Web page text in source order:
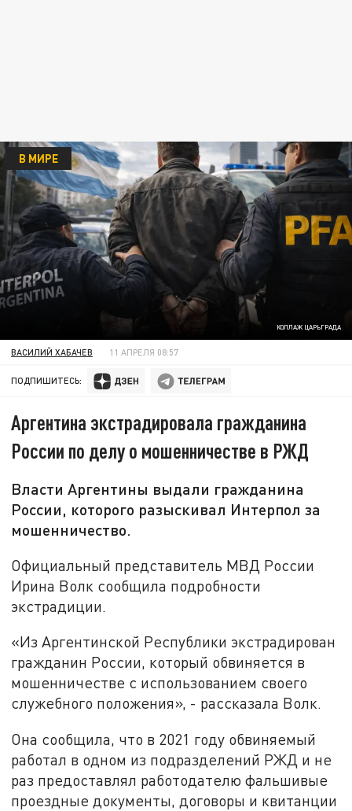
КОЛЛАЖ ЦАРЬГРАДА
В МИРЕ
ВАСИЛИЙ ХАБАЧЕВ 11 АПРЕЛЯ 08:57
ПОДПИШИТЕСЬ:
Аргентина экстрадировала гражданина
России по делу о мошенничестве в РЖД
Власти Аргентины выдали гражданина
России, которого разыскивал Интерпол за
мошенничество.
Официальный представитель МВД России
Ирина Волк сообщила подробности
экстрадиции.
«Из Аргентинской Республики экстрадирован
гражданин России, который обвиняется в
мошенничестве с использованием своего
служебного положения», - рассказала Волк.
Она сообщила, что в 2021 году обвиняемый
работал в одном из подразделений РЖД и не
раз предоставлял работодателю фальшивые
проездные документы, договоры и квитанции